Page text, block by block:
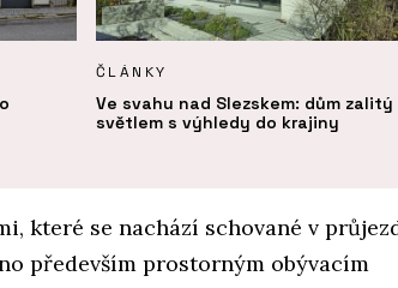
ČLÁNKY
Ve svahu nad Slezskem: dům zalitý
světlem s výhledy do krajiny
které se nachází schované v
především prostorným obývacím